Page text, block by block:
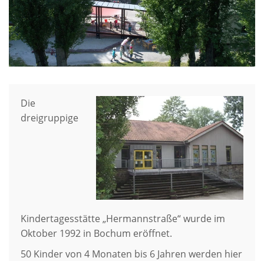
Die
dreigruppige
Kindertagesstätte „Hermannstraße“ wurde im
Oktober 1992 in Bochum eröffnet.
50 Kinder von 4 Monaten bis 6 Jahren werden hier